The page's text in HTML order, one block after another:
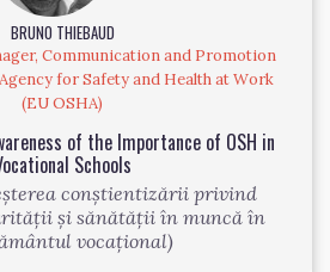
BRUNO THIEBAUD
Communication and Promotion
for Safety and Health at Work
(EU OSHA)
of the Importance of OSH in
Schools
conștientizării privind
și sănătății în muncă în
vocațional)